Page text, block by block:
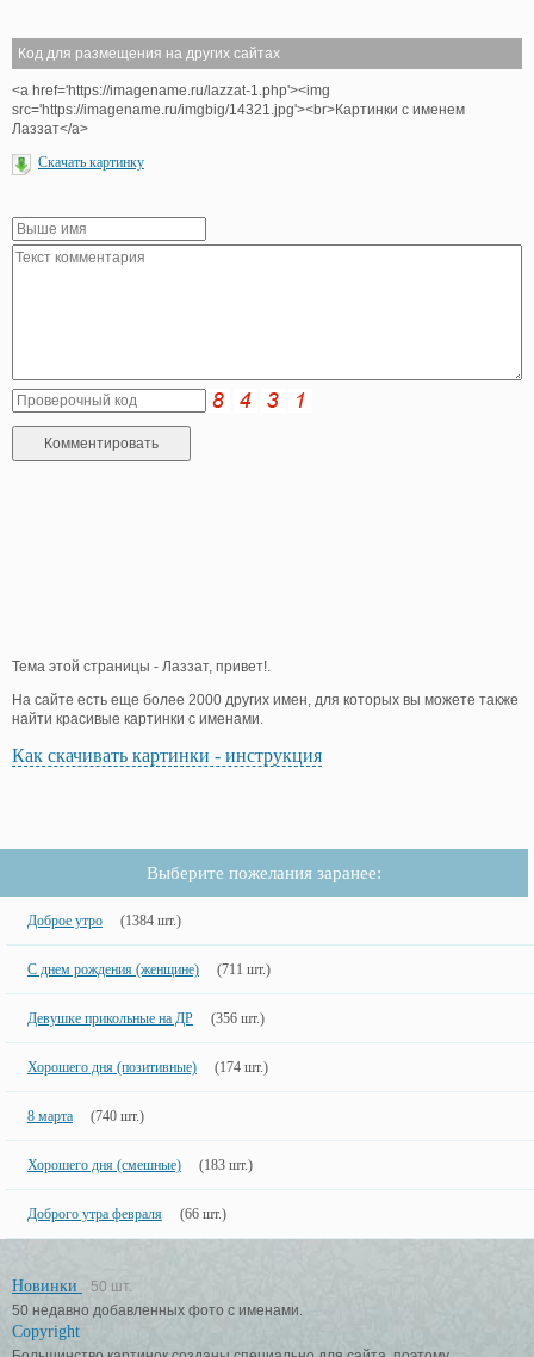
Код для размещения на других сайтах
<a href='https://imagename.ru/lazzat-1.php'><img
src='https://imagename.ru/imgbig/14321.jpg'><br>Картинки с именем
Лаззат</a>
Скачать картинку
Тема этой страницы - Лаззат, привет!.
На сайте есть еще более 2000 других имен, для которых вы можете также
найти красивые картинки с именами.
Как скачивать картинки - инструкция
Выберите пожелания заранее:
Доброе утро (1384 шт.)
С днем рождения (женщине) (711 шт.)
Девушке прикольные на ДР (356 шт.)
Хорошего дня (позитивные) (174 шт.)
8 марта (740 шт.)
Хорошего дня (смешные) (183 шт.)
Доброго утра февраля (66 шт.)
Новинки
50 шт.
50 недавно добавленных фото с именами.
Copyright